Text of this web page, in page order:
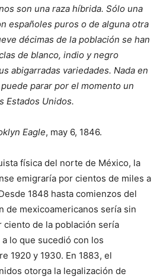
son una raza híbrida. Sólo una
españoles puros o de alguna otra
décimas de la población se han
de blanco, indio y negro
abigarradas variedades. Nada en
parar por el momento un
Estados Unidos.
Eagle, may 6, 1846.
física del norte de México, la
emigraría por cientos de miles a
1848 hasta comienzos del
de mexicoamericanos sería sin
ciento de la población sería
lo que sucedió con los
1920 y 1930. En 1883, el
otorga la legalización de